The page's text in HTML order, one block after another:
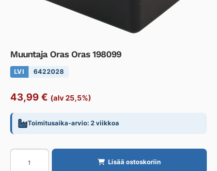
Muuntaja Oras Oras 198099
LVI 6422028
43,99 € (alv 25,5%)
Toimitusaika-arvio: 2 viikkoa
Muuntaja
Lisää ostoskoriin